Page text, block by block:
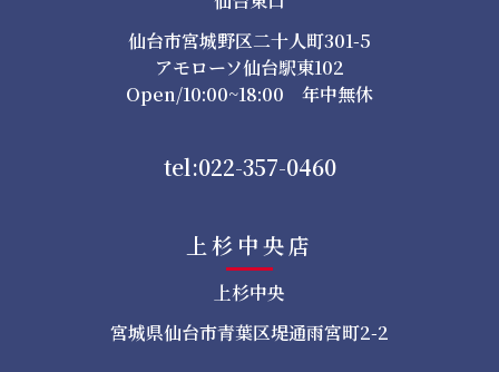
仙台市宮城野区二十人町301-5
アモローソ仙台駅東102
Open/10:00~18:00 年中無休
tel:022-357-0460
上杉中央店
上杉中央
宮城県仙台市青葉区堤通雨宮町2-2